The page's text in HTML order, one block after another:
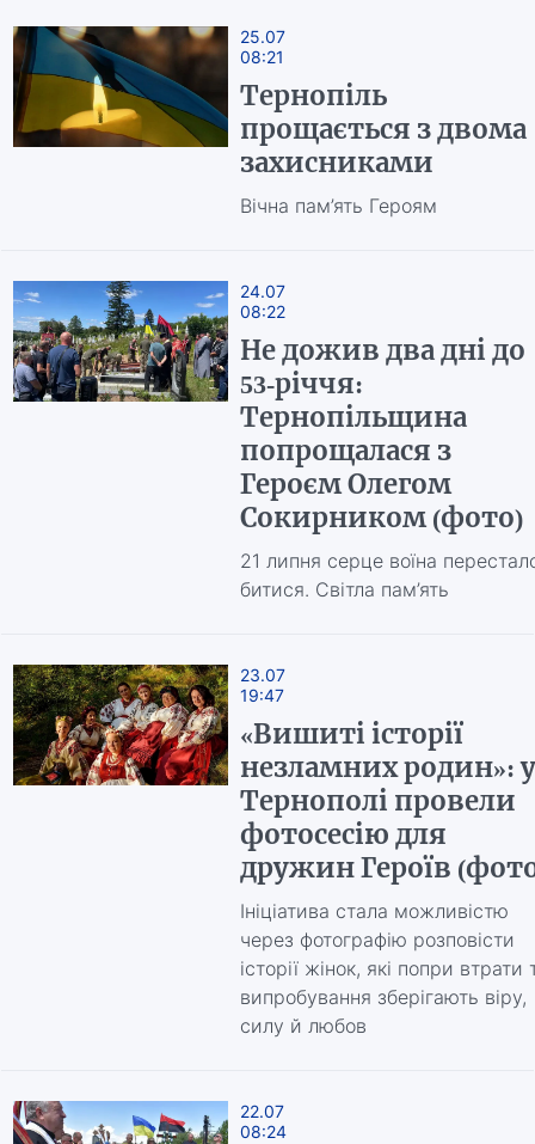
25.07
08:21
Тернопіль
прощається з двома
захисниками
Вічна пам’ять Героям
24.07
08:22
Не дожив два дні до
53-річчя:
Тернопільщина
попрощалася з
Героєм Олегом
Сокирником (фото)
21 липня серце воїна
битися. Світла пам’ять
23.07
19:47
«Вишиті історії
незламних родин»: у
Тернополі провели
фотосесію для
дружин Героїв
Ініціатива стала можливістю
через фотографію розповісти
історії жінок, які попри втрати
випробування зберігають віру,
силу й любов
22.07
08:24